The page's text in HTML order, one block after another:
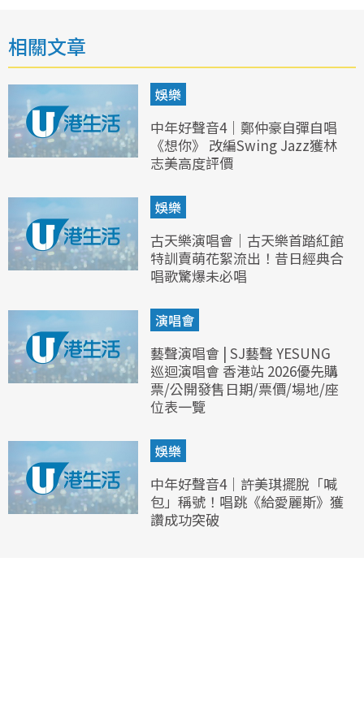
相關文章
娛樂
中年好聲音4｜鄭仲豪自彈自唱
《想你》 改編Swing Jazz獲林
志美高度評價
娛樂
古天樂演唱會｜古天樂首踏紅館
特訓賣萌花絮流出！昔日經典合
唱歌驚爆未必唱
演唱會
藝聲演唱會 | SJ藝聲 YESUNG
巡迴演唱會 香港站 2026優先購
票/公開發售日期/票價/場地/座
位表一覽
娛樂
中年好聲音4｜許美琪擺脫「喊
包」稱號！唱跳《給愛麗斯》獲
讚成功突破